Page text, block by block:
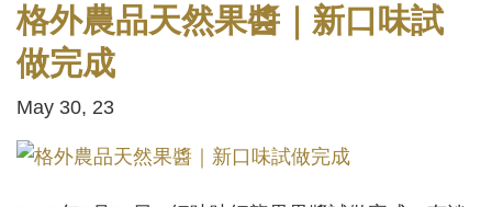
格外農品天然果醬｜新口味試
做完成
May 30, 23